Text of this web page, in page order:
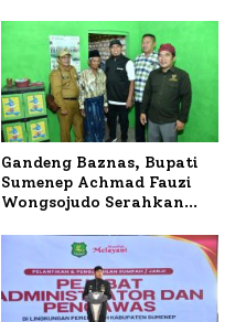
Sumenep Tinjau Langsung
Budidaya Lele dan Ayam
Petelur di Desa Bataal
Timur
Gandeng Baznas, Bupati
Sumenep Achmad Fauzi
Wongsojudo Serahkan
Dua Kecamatan